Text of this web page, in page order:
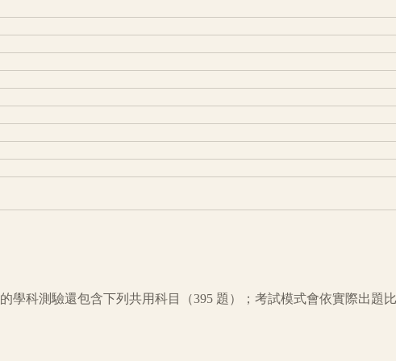
的學科測驗還包含下列共用科目（395 題）；考試模式會依實際出題比